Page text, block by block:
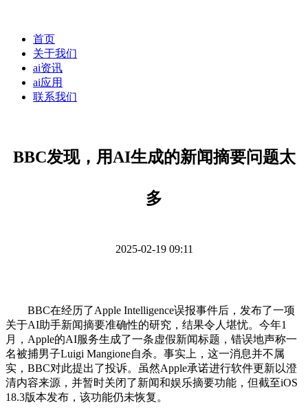
首页
关于我们
ai资讯
ai应用
联系我们
BBC发现，用AI生成的新闻摘要问题太
多
2025-02-19 09:11
BBC在经历了Apple Intelligence误报事件后，发布了一项
关于AI助手新闻摘要准确性的研究，结果令人堪忧。今年1
月，Apple的AI服务生成了一条虚假新闻标题，错误地声称一
名被捕男子Luigi Mangione自杀。事实上，这一消息并不属
实，BBC对此提出了投诉。虽然Apple承诺进行软件更新以澄
清内容来源，并暂时关闭了新闻和娱乐摘要功能，但截至iOS
18.3版本发布，该功能仍未恢复。